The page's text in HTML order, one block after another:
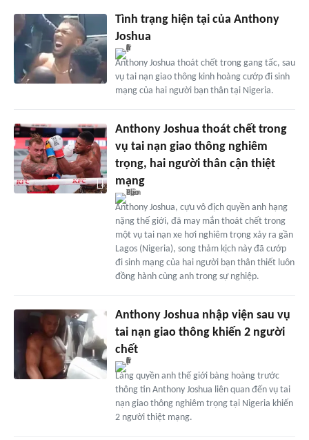
Tình trạng hiện tại của Anthony
Joshua
Anthony Joshua thoát chết trong gang tấc, sau
vụ tai nạn giao thông kinh hoàng cướp đi sinh
mạng của hai người bạn thân tại Nigeria.
Anthony Joshua thoát chết trong
vụ tai nạn giao thông nghiêm
trọng, hai người thân cận thiệt
mạng
Anthony Joshua, cựu vô địch quyền anh hạng
nặng thế giới, đã may mắn thoát chết trong
một vụ tai nạn xe hơi nghiêm trọng xảy ra gần
Lagos (Nigeria), song thảm kịch này đã cướp
đi sinh mạng của hai người bạn thân thiết luôn
đồng hành cùng anh trong sự nghiệp.
Anthony Joshua nhập viện sau vụ
tai nạn giao thông khiến 2 người
chết
Làng quyền anh thế giới bàng hoàng trước
thông tin Anthony Joshua liên quan đến vụ tai
nạn giao thông nghiêm trọng tại Nigeria khiến
2 người thiệt mạng.